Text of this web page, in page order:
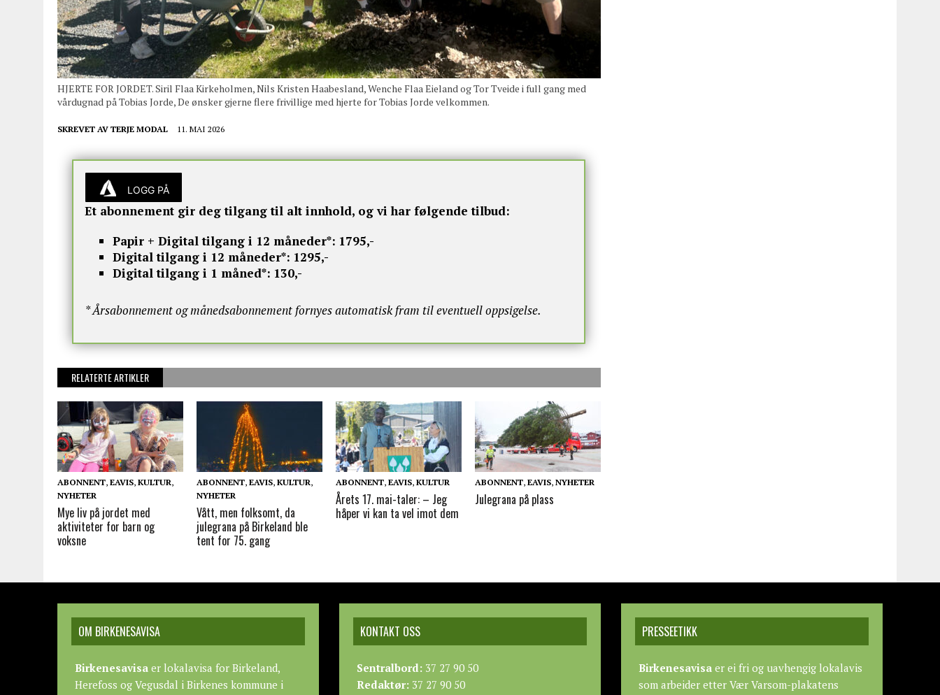
HJERTE FOR JORDET. Siril Flaa Kirkeholmen, Nils Kristen Haabesland, Wenche Flaa Eieland og Tor Tveide i full gang med
vårdugnad på Tobias Jorde, De ønsker gjerne flere frivillige med hjerte for Tobias Jorde velkommen.
SKREVET AV TERJE MODAL 11. MAI 2026
LOGG PÅ
Et abonnement gir deg tilgang til alt innhold, og vi har følgende tilbud:
Papir + Digital tilgang i 12 måneder*: 1795,-
Digital tilgang i 12 måneder*: 1295,-
Digital tilgang i 1 måned*: 130,-
* Årsabonnement og månedsabonnement fornyes automatisk fram til eventuell oppsigelse.
RELATERTE ARTIKLER
ABONNENT, EAVIS, KULTUR,
NYHETER
Mye liv på jordet med
aktiviteter for barn og
voksne
ABONNENT,EAVIS,KULTUR,
NYHETER
Vått, men folksomt, da
julegrana på Birkeland ble
tent for 75. gang
ABONNENT,EAVIS,KULTUR
Årets 17. mai-taler: – Jeg
håper vi kan ta vel imot dem
ABONNENT,EAVIS,NYHETER
Julegrana på plass
OM BIRKENESAVISA
Birkenesavisa er lokalavisa for Birkeland,
Herefoss og Vegusdal i Birkenes kommune i
KONTAKT OSS
Sentralbord: 37 27 90 50
Redaktør: 37 27 90 50
PRESSEETIKK
Birkenesavisa er ei fri og uavhengig lokalavis
som arbeider etterVær Varsom-plakatens